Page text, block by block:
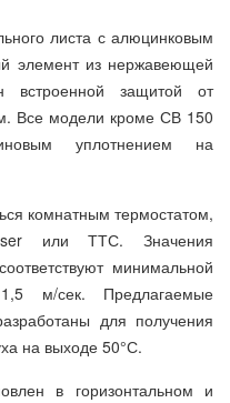
листа с алюцинковым
элемент из нержавеющей
встроенной защитой от
Все модели кроме СВ 150
уплотнением на
комнатным термостатом,
или ТТС. Значения
минимальной
м/сек. Предлагаемые
для получения
на выходе 50°С.
в горизонтальном и